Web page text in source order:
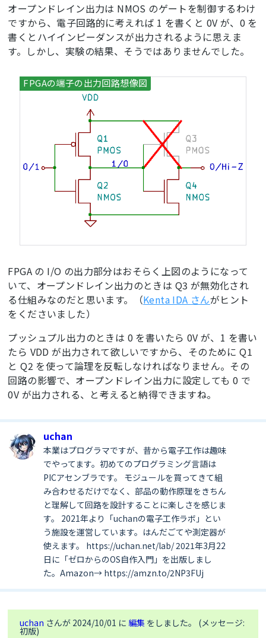
オープンドレイン出力は NMOS のゲートを制御するわけ
ですから、電子回路的に考えれば 1 を書くと 0V が、0 を
書くとハイインピーダンスが出力されるように思えま
す。しかし、実験の結果、そうではありませんでした。
FPGA の I/O の出力部分はおそらく上図のようになって
いて、オープンドレイン出力のときは Q3 が無効化され
る仕組みなのだと思います。（Kenta IDA さんがヒント
をくださいました）
プッシュプル出力のときは 0 を書いたら 0V が、1 を書い
たら VDD が出力されて欲しいですから、そのために Q1
と Q2 を使って論理を反転しなければなりません。その
回路の影響で、オープンドレイン出力に設定しても 0 で
0V が出力される、と考えると納得できますね。
uchan
本業はプログラマですが、昔から電子工作は趣味
でやってます。初めてのプログラミング言語は
PICアセンブラです。 モジュールを買ってきて組
み合わせるだけでなく、部品の動作原理をきちん
と理解して回路を設計することに楽しさを感じま
す。 2021年より「uchanの電子工作ラボ」とい
う施設を運営しています。はんだごてや測定器が
使えます。 https://uchan.net/lab/ 2021年3月22
日に「ゼロからのOS自作入門」を出版しまし
た。Amazon→ https://amzn.to/2NP3FUj
uchan さんが 2024/10/01 に編集 をしました。 (メッセージ:
初版)